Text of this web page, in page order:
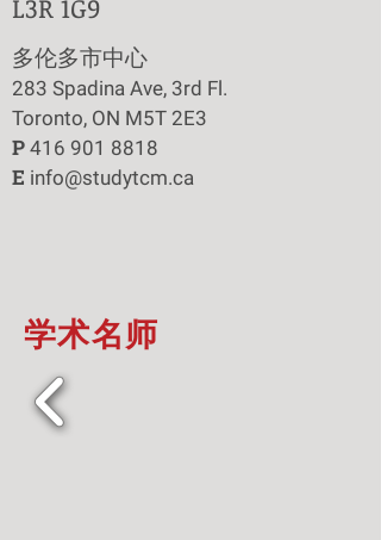
L3R 1G9
​多伦多市中心
283 Spadina Ave, 3rd Fl.
Toronto, ON M5T 2E3
P 416 901 8818
E info@studytcm.ca
学术名师